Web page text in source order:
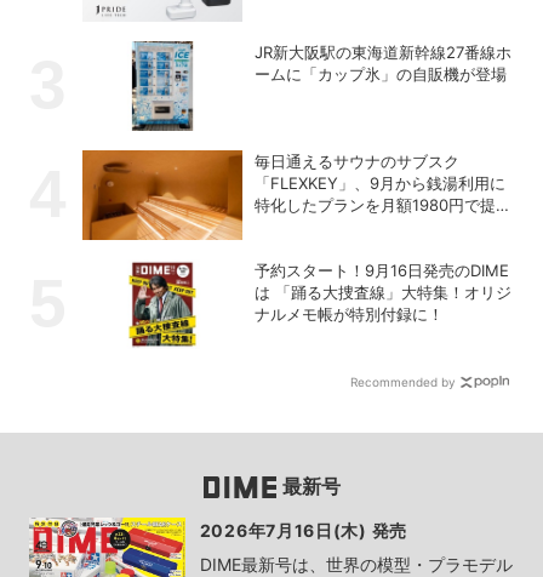
JR新大阪駅の東海道新幹線27番線ホ
ームに「カップ氷」の自販機が登場
毎日通えるサウナのサブスク
「FLEXKEY」、9月から銭湯利用に
特化したプランを月額1980円で提供
予約スタート！9月16日発売のDIME
は 「踊る大捜査線」大特集！オリジ
ナルメモ帳が特別付録に！
Recommended by
最新号
2026年7月16日(木) 発売
DIME最新号は、世界の模型・プラモデル